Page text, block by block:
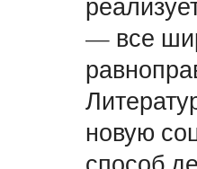
— все
новую